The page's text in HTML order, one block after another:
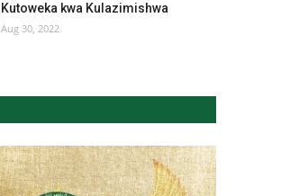
Kutoweka kwa Kulazimishwa
Aug 30, 2022